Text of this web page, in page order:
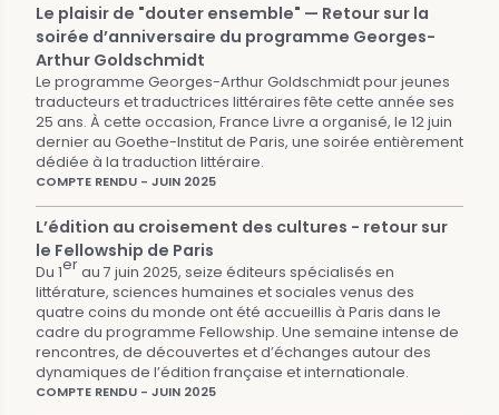
Le plaisir de "douter ensemble" — Retour sur la
soirée d’anniversaire du programme Georges-
Arthur Goldschmidt
Le programme Georges-Arthur Goldschmidt pour jeunes
traducteurs et traductrices littéraires fête cette année ses
25 ans. À cette occasion, France Livre a organisé, le 12 juin
dernier au Goethe-Institut de Paris, une soirée entièrement
dédiée à la traduction littéraire.
COMPTE RENDU - JUIN 2025
L’édition au croisement des cultures - retour sur
le Fellowship de Paris
Du 1erau 7 juin 2025, seize éditeurs spécialisés en
littérature, sciences humaines et sociales venus des
quatre coins du monde ont été accueillis à Paris dans le
cadre du programme Fellowship. Une semaine intense de
rencontres, de découvertes et d’échanges autour des
dynamiques de l’édition française et internationale.
COMPTE RENDU - JUIN 2025